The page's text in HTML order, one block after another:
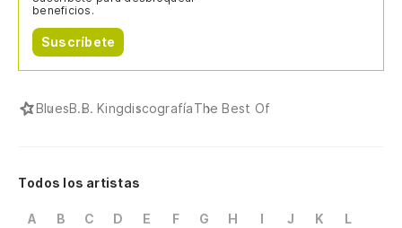
beneficios.
Suscríbete
BluesB.B. KingdiscografíaThe Best Of
Todos los artistas
A B C D E F G H I J K
L